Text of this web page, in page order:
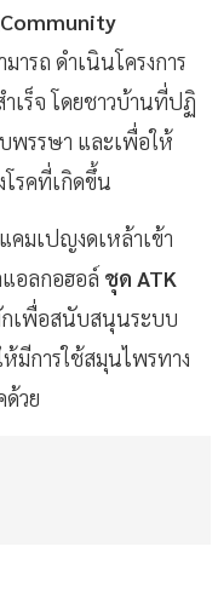
ารถ ดำเนินโครงการ
เร็จ โดยชาวบ้านที่ปฏิ
พรรษา และเพื่อให้
รคที่เกิดขึ้น
มเปญงดเหล้าเข้า
อลกอฮอล์ ชุด ATK
เพื่อสนับสนุนระบบ
มีการใช้สมุนไพรทาง
ด้วย